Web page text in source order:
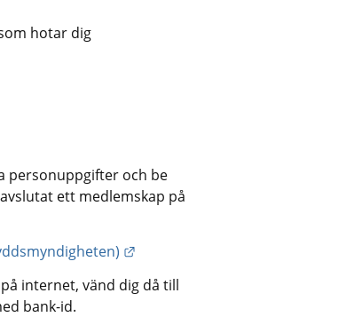
hotar dig
personuppgifter och be
ett medlemskap på
Länk till annan webbplats.
internet, vänd dig då till
bank-id.